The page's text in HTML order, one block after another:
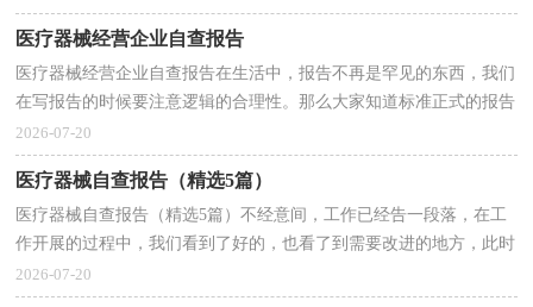
医疗器械经营企业自查报告
医疗器械经营企业自查报告在生活中，报告不再是罕见的东西，我们
在写报告的时候要注意逻辑的合理性。那么大家知道标准正式的报告
格式吗？以下是小编为大家整理的医疗器械经营企业...
2026-07-20
医疗器械自查报告（精选5篇）
医疗器械自查报告（精选5篇）不经意间，工作已经告一段落，在工
作开展的过程中，我们看到了好的，也看了到需要改进的地方，此时
此刻我们需要写一份自查报告了。相信许多人会觉得自查报告...
2026-07-20